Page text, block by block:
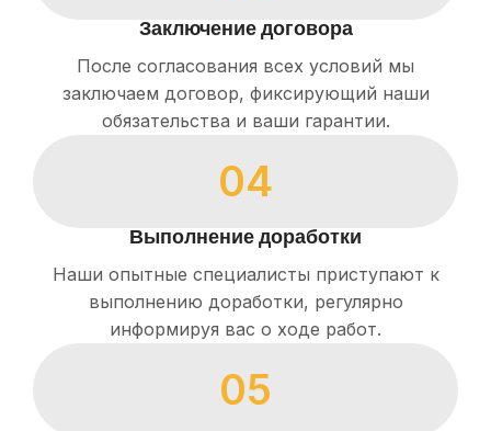
Заключение договора
После согласования всех условий мы
заключаем договор, фиксирующий наши
обязательства и ваши гарантии.
04
Выполнение доработки
Наши опытные специалисты приступают к
выполнению доработки, регулярно
информируя вас о ходе работ.
05